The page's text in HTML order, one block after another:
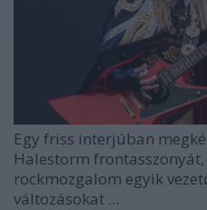
Egy friss interjúban
Halestorm
rockmozgalom egyik
változásokat ...